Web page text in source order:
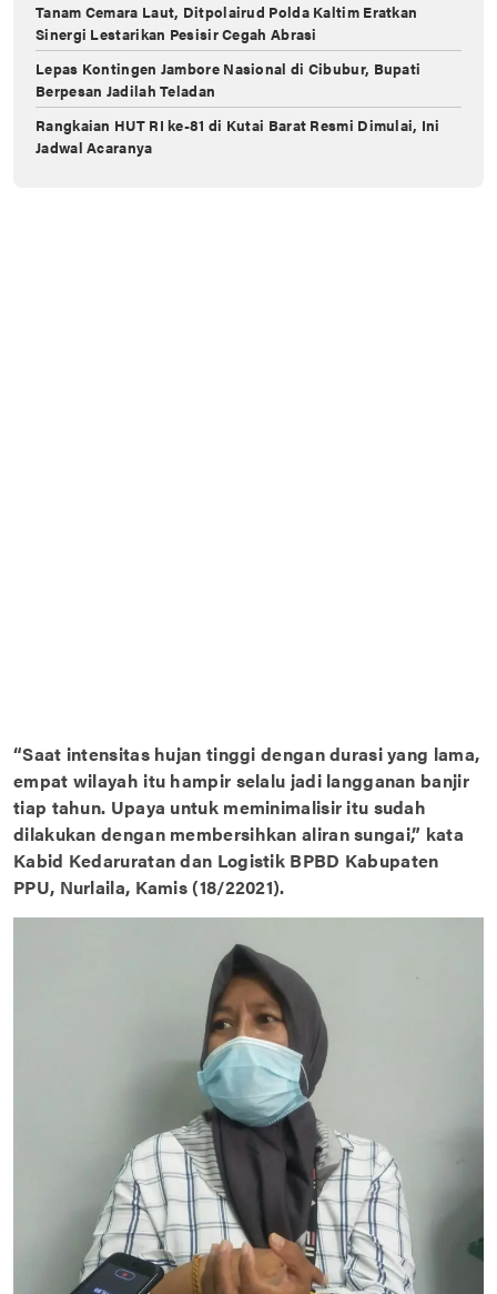
Tanam Cemara Laut, Ditpolairud Polda Kaltim Eratkan
Sinergi Lestarikan Pesisir Cegah Abrasi
Lepas Kontingen Jambore Nasional di Cibubur, Bupati
Berpesan Jadilah Teladan
Rangkaian HUT RI ke-81 di Kutai Barat Resmi Dimulai, Ini
Jadwal Acaranya
“Saat intensitas hujan tinggi dengan durasi yang lama,
empat wilayah itu hampir selalu jadi langganan banjir
tiap tahun. Upaya untuk meminimalisir itu sudah
dilakukan dengan membersihkan aliran sungai,” kata
Kabid Kedaruratan dan Logistik BPBD Kabupaten
PPU, Nurlaila, Kamis (18/22021).